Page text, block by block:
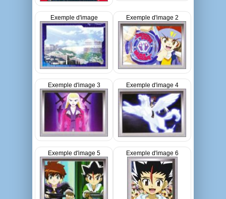
Exemple d'image Exemple d'image 2
Exemple d'image 3 Exemple d'image 4
Exemple d'image 5 Exemple d'image 6